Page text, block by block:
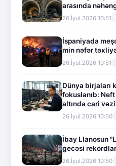
arasında
26.İyul.2026 10:51
İspaniyada
min nəfər
26.İyul.2026 10:51
Dünya birjaları
fokuslanıb:
altında cari
26.İyul.2026 10:50
İbay Llanosun
gecəsi
26.İyul.2026 10:50